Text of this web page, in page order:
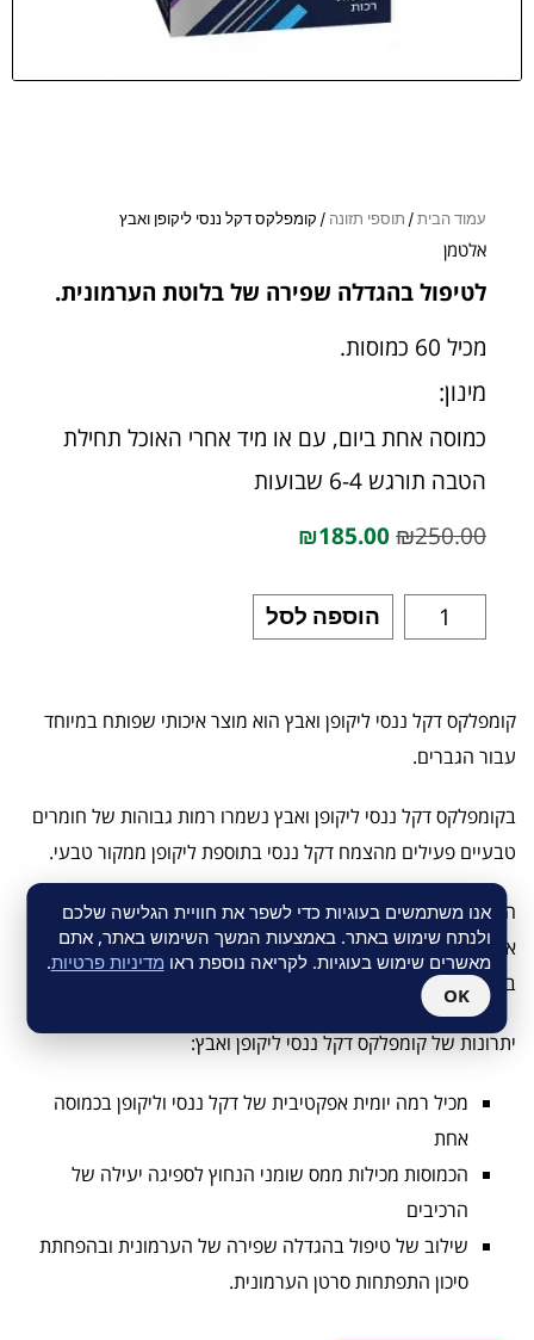
עמוד הבית/ תוספי תזונה / קומפלקס דקל ננסי ליקופן ואבץ
אלטמן
לטיפול בהגדלה שפירה של בלוטת הערמונית.
מכיל 60 כמוסות.
מינון:
כמוסה אחת ביום, עם או מיד אחרי האוכל תחילת
הטבה תורגש 6-4 שבועות
₪250.00
₪185.00
הוספה לסל
קומפלקס דקל ננסי ליקופן ואבץ הוא מוצר איכותי שפותח במיוחד
עבור הגברים.
בקומפלקס דקל ננסי ליקופן ואבץ נשמרו רמות גבוהות של חומרים
טבעיים פעילים מהצמח דקל ננסי בתוספת ליקופן ממקור טבעי.
הריכוז הגבוהה של החומרים הפעילים בכל כמוסה מאפשר מינון
אופטימלי של כמוסה אחת ליום בלבד לטיפול בהגדלה שפירה של
בלוטת הערמונית והקטנת הסיכון ללקות בסרטן הערמונית.
יתרונות של קומפלקס דקל ננסי ליקופן ואבץ:
מכיל רמה יומית אפקטיבית של דקל ננסי וליקופן בכמוסה
אחת
הכמוסות מכילות ממס שומני הנחוץ לספיגה יעילה של
הרכיבים
שילוב של טיפול בהגדלה שפירה של הערמונית ובהפחתת
סיכון התפתחות סרטן הערמונית.
אנו משתמשים בעוגיות כדי לשפר את חוויית הגלישה שלכם
ולנתח שימוש באתר. באמצעות המשך השימוש באתר, אתם
מאשרים שימוש בעוגיות. לקריאה נוספת ראו מדיניות פרטיות.
OK